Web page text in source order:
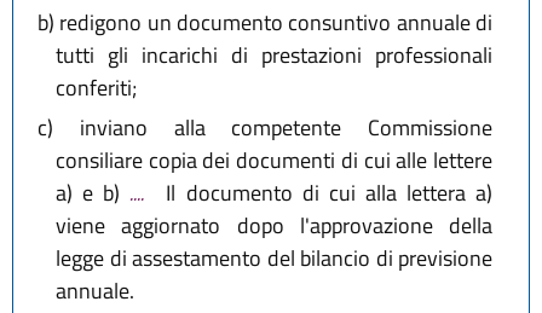
b) redigono un documento consuntivo annuale di
tutti gli incarichi di prestazioni professionali
conferiti;
c) inviano alla competente Commissione
consiliare copia dei documenti di cui alle lettere
a) e b) ....
Il documento di cui alla lettera a)
viene aggiornato dopo l'approvazione della
legge di assestamento del bilancio di previsione
annuale.